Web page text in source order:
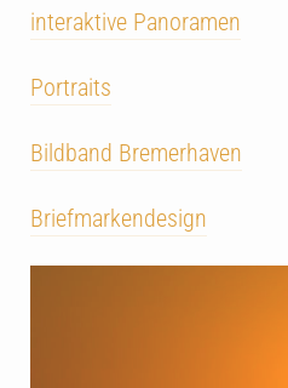
interaktive Panoramen
Portraits
Bildband Bremerhaven
Briefmarkendesign